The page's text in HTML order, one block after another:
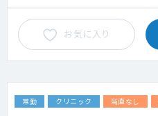
お気に入り
常勤 クリニック 当直なし